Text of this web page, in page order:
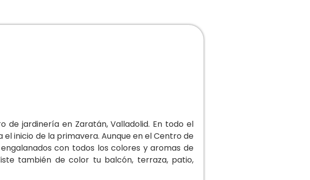
de jardinería en Zaratán, Valladolid. En todo el
inicio de la primavera. Aunque en el Centro de
con todos los colores y aromas de
también de color tu balcón, terraza, patio,